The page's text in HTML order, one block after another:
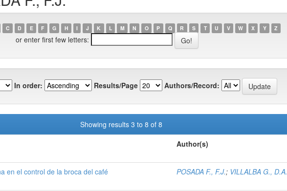
C D E F G H I J K L M N O P Q R S T U V W X Y Z
or enter first few letters:
In order: Results/Page Authors/Record:
Showing results 3 to 8 of 8
Author(s)
en el control de la broca del café POSADA F., F.J.; VILLALBA G., D.A.